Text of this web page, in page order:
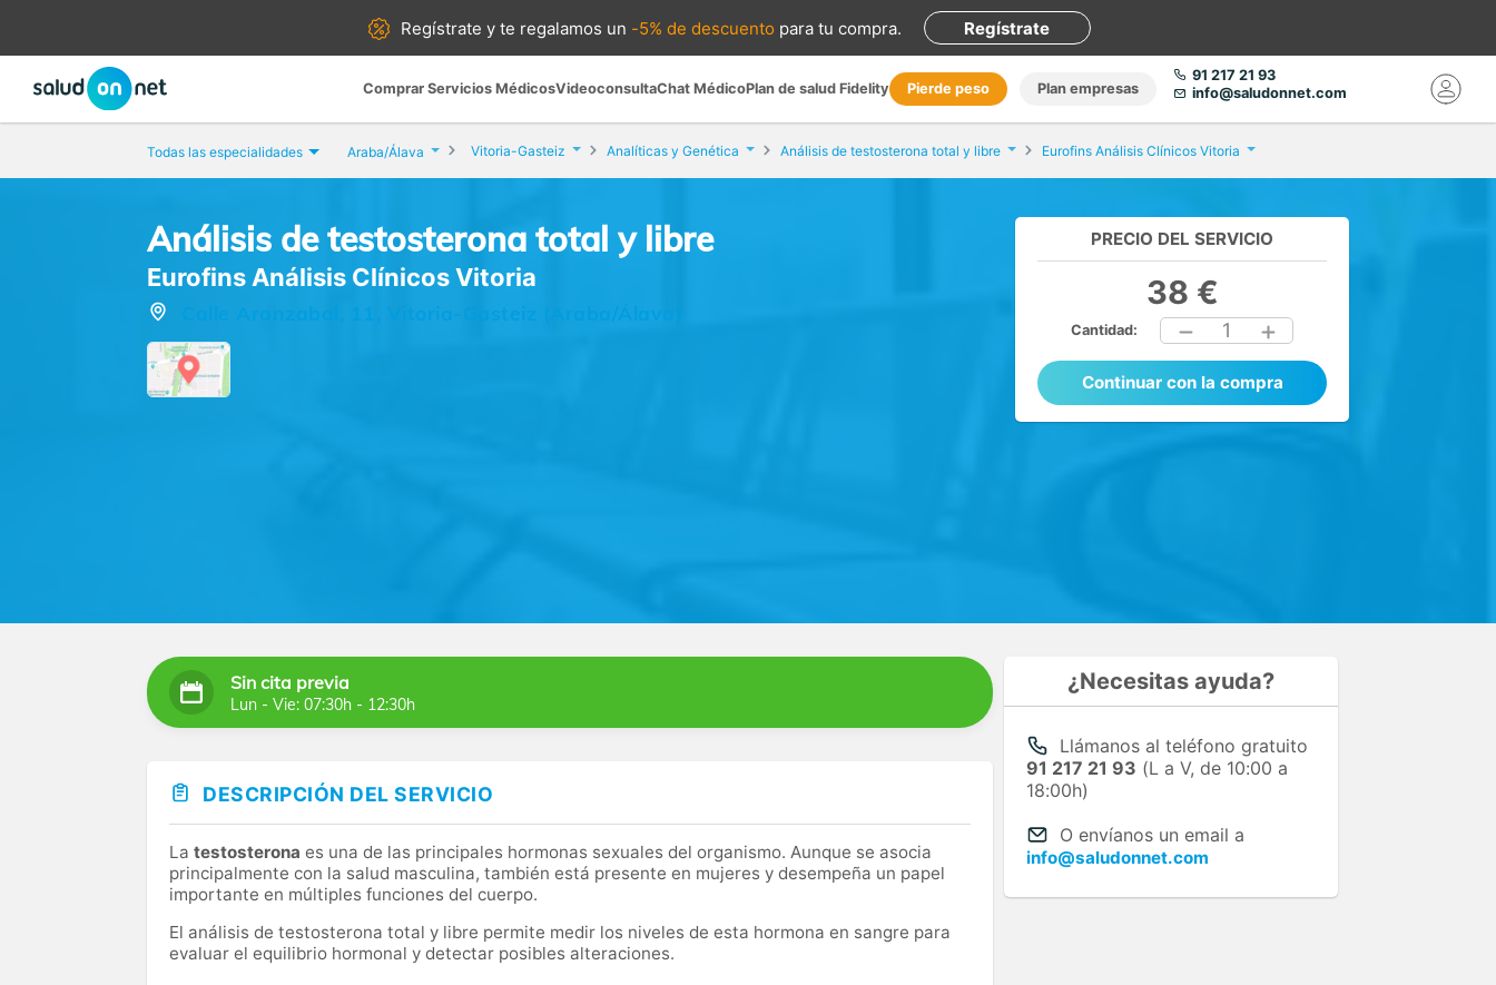
Regístrate yte regalamos un -5% de descuento para tu compra. Regístrate
Comprar Servicios MédicosVideoconsultaChat MédicoPlan de salud Fidelity Pierde peso Plan empresas
91 217 21 93
info@saludonnet.com
Todas las especialidades Araba/Álava Vitoria-Gasteiz Analíticas y Genética Análisis de testosterona total y libre Eurofins Análisis Clínicos Vitoria
Análisis de testosterona total y libre
Eurofins Análisis Clínicos Vitoria
Calle Aranzabal, 11, Vitoria-Gasteiz (Araba/Álava)
PRECIO DEL SERVICIO
38 €
Cantidad: 1
Continuar con la compra
Sin cita previa
Lun - Vie: 07:30h - 12:30h
DESCRIPCIÓN DEL SERVICIO
La testosterona es una de las principales hormonas sexuales del organismo. Aunque se asocia
principalmente con la salud masculina, también está presente en mujeres y desempeña un papel
importante en múltiples funciones del cuerpo.
El análisis de testosterona total y libre permite medir los niveles de esta hormona en sangre para
evaluar el equilibrio hormonal y detectar posibles alteraciones.
¿Necesitas ayuda?
Llámanos al teléfono gratuito
91 217 21 93 (L a V, de 10:00 a
18:00h)
O envíanos un email a
info@saludonnet.com